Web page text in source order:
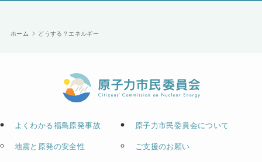
ホーム どうする？エネルギー
よくわかる福島原発事故
地震と原発の安全性
原子力市民委員会について
ご支援のお願い